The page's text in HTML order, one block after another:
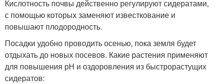
Кислотность почвы действенно регулируют сидератами,
с помощью которых заменяют известкование и
повышают плодородность.
Посадки удобно проводить осенью, пока земля будет
отдыхать до новых посевов. Какие растения применяют
для повышения рН и оздоровления из быстрорастущих
сидератов: